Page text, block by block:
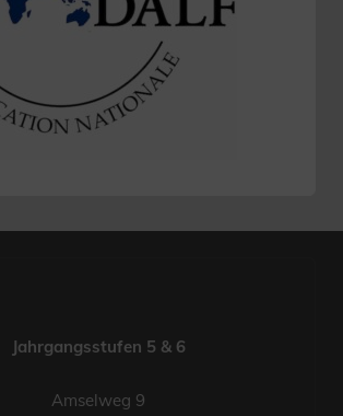
Jahrgangsstufen 5 & 6
Amselweg 9